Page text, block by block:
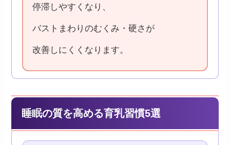
停滞しやすくなり、
バストまわりのむくみ・硬さが
改善しにくくなります。
睡眠の質を高める育乳習慣5選